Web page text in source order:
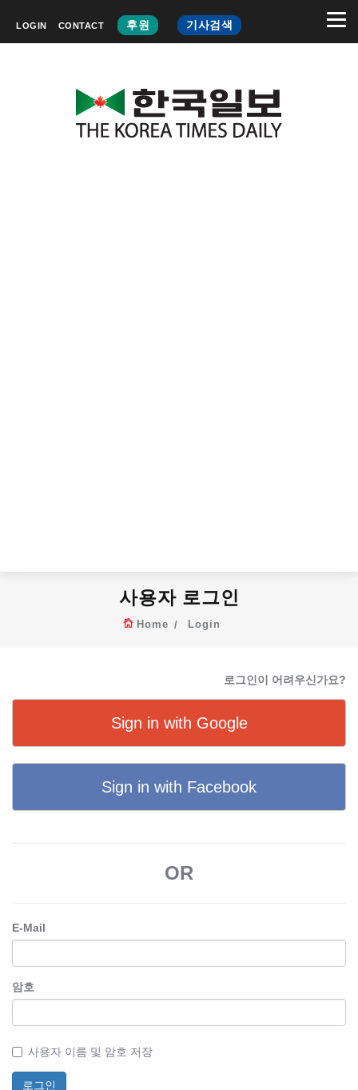
LOGIN CONTACT 후원 기사검색
사용자 로그인
Home Login
로그인이 어려우신가요?
Sign in with Google
Sign in with Facebook
OR
E-Mail
암호
사용자 이름 및 암호 저장